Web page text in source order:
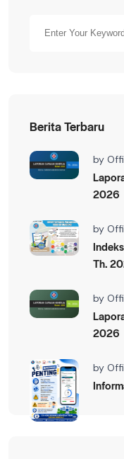
Berita Terbaru
by
2026
by
Th.
by
2026
by